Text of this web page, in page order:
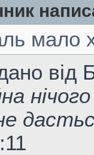
мало
від